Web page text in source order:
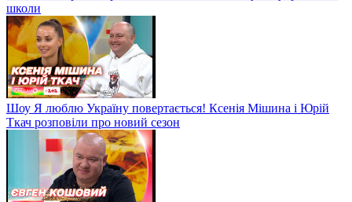
школи
Шоу Я люблю Україну повертається! Ксенія Мішина і Юрій
Ткач розповіли про новий сезон